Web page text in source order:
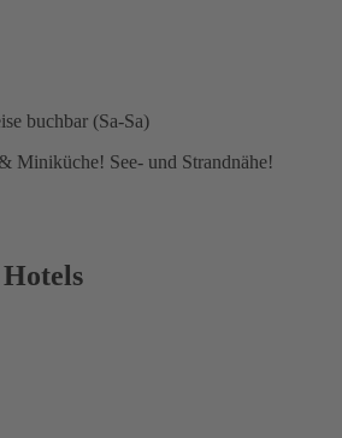
buchbar (Sa-Sa)
Miniküche! See- und Strandnähe!